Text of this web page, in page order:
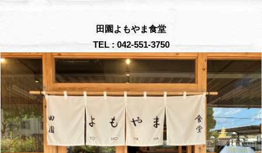
田園よもやま食堂
TEL : 042-551-3750